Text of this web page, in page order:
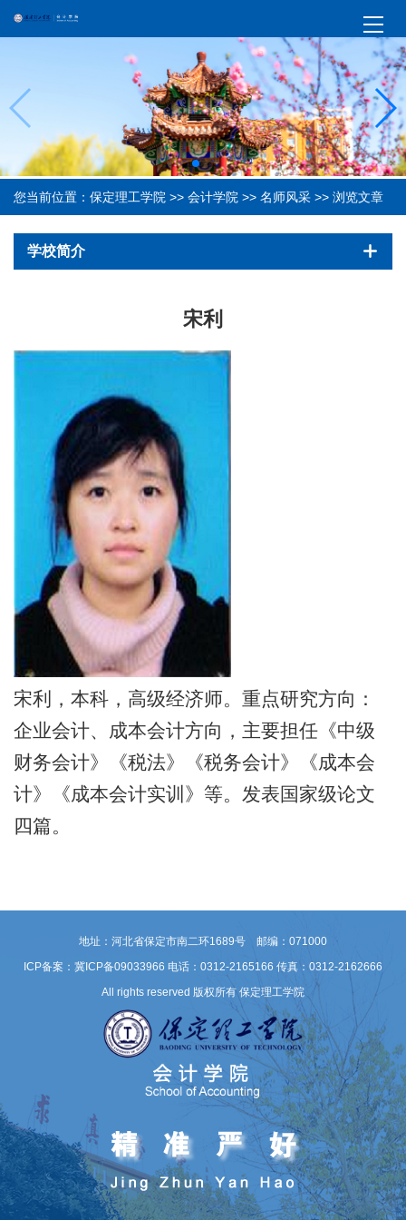
您当前位置： 保定理工学院 >> 会计学院 >> 名师风采 >> 浏览文章
学校简介
宋利
宋利，本科，高级经济师。重点研究方向：
企业会计、成本会计方向，主要担任《中级
财务会计》《税法》《税务会计》《成本会
计》《成本会计实训》等。发表国家级论文
四篇。
地址：河北省保定市南二环1689号 邮编：071000
ICP备案：冀ICP备09033966 电话：0312-2165166 传真：0312-2162666
All rights reserved 版权所有 保定理工学院